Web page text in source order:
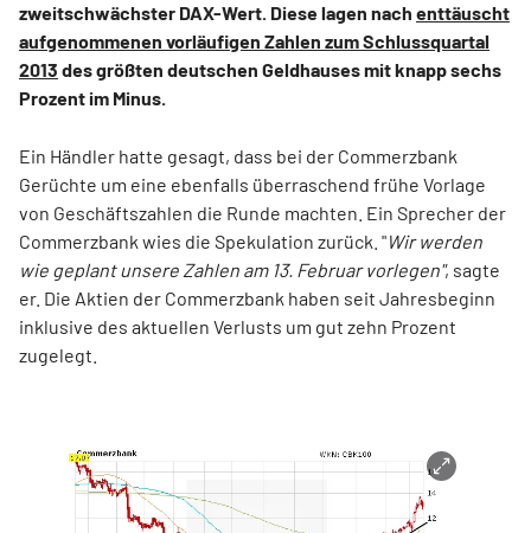
zweitschwächster DAX-Wert. Diese lagen nach enttäuscht
aufgenommenen vorläufigen Zahlen zum Schlussquartal
2013 des größten deutschen Geldhauses mit knapp sechs
Prozent im Minus.
Ein Händler hatte gesagt, dass bei der Commerzbank
Gerüchte um eine ebenfalls überraschend frühe Vorlage
von Geschäftszahlen die Runde machten. Ein Sprecher der
Commerzbank wies die Spekulation zurück. "Wir werden
wie geplant unsere Zahlen am 13. Februar vorlegen", sagte
er. Die Aktien der Commerzbank haben seit Jahresbeginn
inklusive des aktuellen Verlusts um gut zehn Prozent
zugelegt.